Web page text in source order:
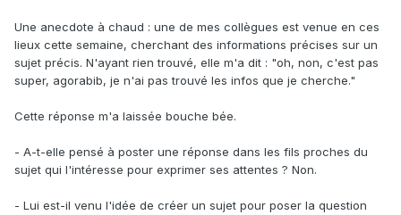
Une anecdote à chaud : une de mes collègues est venue en ces
lieux cette semaine, cherchant des informations précises sur un
sujet précis. N'ayant rien trouvé, elle m'a dit : "oh, non, c'est pas
super, agorabib, je n'ai pas trouvé les infos que je cherche."
Cette réponse m'a laissée bouche bée.
- A-t-elle pensé à poster une réponse dans les fils proches du
sujet qui l'intéresse pour exprimer ses attentes ? Non.
- Lui est-il venu l'idée de créer un sujet pour poser la question